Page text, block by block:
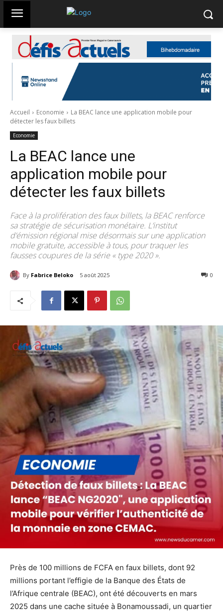
Accueil Economie
La BEAC lance une application mobile pour
détecter les faux billets
Economie
La BEAC lance une
application mobile pour
détecter les faux billets
Face à la prolifération des faux billets, la BEAC renforce
sa stratégie de sécurisation monétaire. L’institut
d’émission régional mise désormais sur une application
mobile gratuite, accessible à tous, pour traquer les
fausses coupures de la série « type 2020 ».
By Fabrice Beloko 5 août 2025 0
Près de 100 millions de FCFA en faux billets, dont 92
millions portant l’effigie de la Banque des États de
l’Afrique centrale (BEAC), ont été découverts en mars
2025 dans une cache située à Bonamoussadi, un quartier